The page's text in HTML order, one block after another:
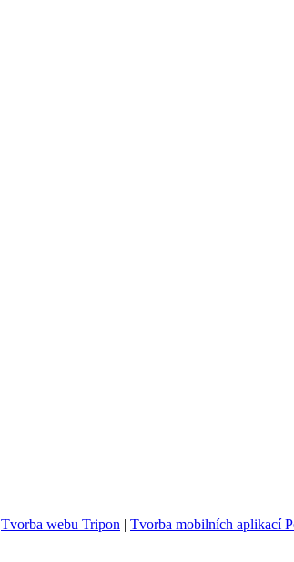
Tvorba webu Tripon | Tvorba mobilních aplikací